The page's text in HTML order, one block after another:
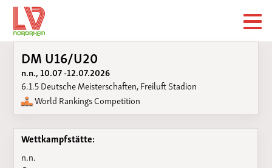
DM U16/U20
n.n., 10.07 -12.07.2026
6.1.5 Deutsche Meisterschaften, Freiluft Stadion
World Rankings Competition
Wettkampfstätte:
n.n.